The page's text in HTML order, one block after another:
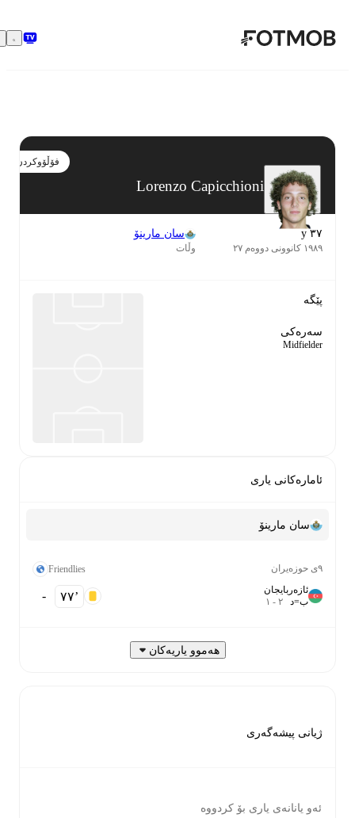
بازبڕە بۆ ناوەڕۆکی سەرەکی
Lorenzo Capicchioni
فۆڵۆوکردن
سان مارینۆ
سەرەکی
Midfielder
ئامارەکانی یاری
سان مارینۆ
Friendlies
ئازەربایجان
ب=د ٢- ٧٧‎’‎ -
هەموو یاریەکان
ژیانی پیشەگەری
ئەو یانانەی یاری بۆ کردووە